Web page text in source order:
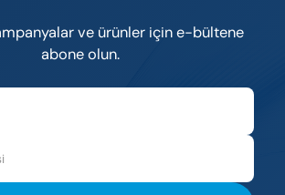
ve ürünler için e-bültene
abone olun.